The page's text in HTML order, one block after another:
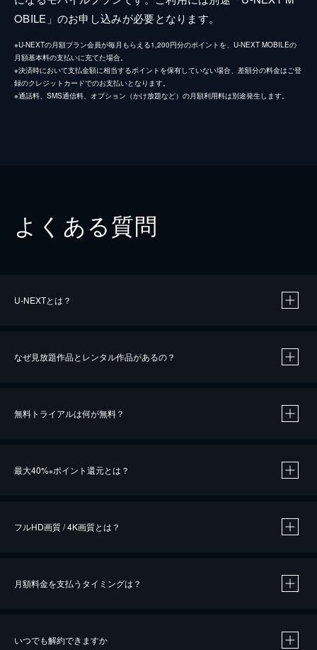
OBILE」のお申し込みが必要となります。
※U-NEXTの月額プラン会員が毎月もらえる1,200円分のポイントを、U-NEXT MOBILEの
月額基本料の支払いに充てた場合。
※決済時において支払金額に相当するポイントを保有していない場合、差額分の料金はご登
録のクレジットカードでのお支払いとなります。
※通話料、SMS通信料、オプション（かけ放題など）の月額利用料は別途発生します。
よくある質問
U-NEXTとは？
なぜ見放題作品とレンタル作品があるの？
無料トライアルは何が無料？
最大40%※ポイント還元とは？
※40％ポイント還元の対象は、クレジットカード決済による作品の購入 / レンタルです。
iOSアプリのUコイン決済による作品の購入 / レンタルは、20％のポイント還元です。
フルHD画質 / 4K画質とは？
月額料金を支払うタイミングは？
いつでも解約できますか